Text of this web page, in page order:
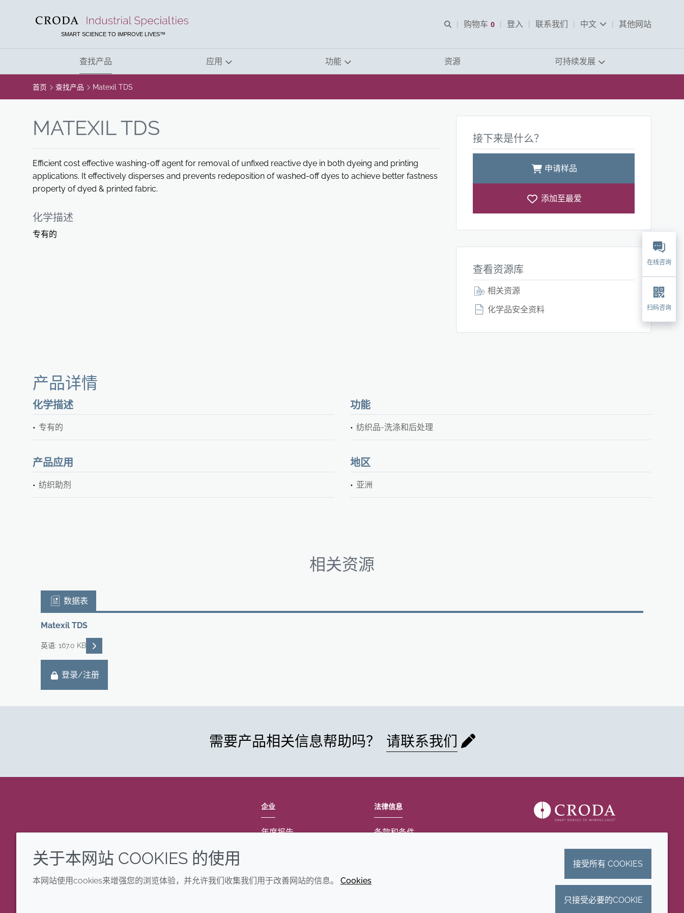
SMART SCIENCE TO IMPROVE LIVES™
Open Search
购物车 0
查看购物车
登入 联系我们 中文 其他网站
查找产品 应用 功能 资源 可持续发展
首页 查找产品 Matexil TDS
MATEXIL TDS
Efficient cost effective washing-off agent for removal of unfixed reactive dye in both dyeing and printing
applications. It effectively disperses and prevents redeposition of washed-off dyes to achieve better fastness
property of dyed & printed fabric.
化学描述
专有的
接下来是什么？
申请样品
添加至最爱
查看资源库
相关资源
化学品安全资料
产品详情
化学描述
专有的
功能
纺织品-洗涤和后处理
产品应用
纺织助剂
地区
亚洲
相关资源
数据表
Matexil TDS
英语: 167.0 KB READ DESCRIPTIONS
登录/注册
需要产品相关信息帮助吗？ 请联系我们
企业
年度报告
法律信息
条款和条件
关于本网站 COOKIES 的使用
本网站使用cookies来增强您的浏览体验，并允许我们收集我们用于改善网站的信息。 Cookies
接受所有 COOKIES
只接受必要的COOKIE
在线咨询
扫码咨询